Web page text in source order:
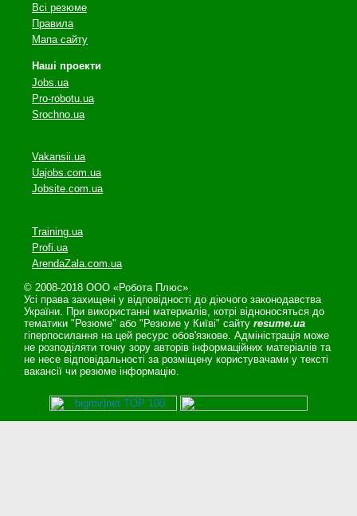
Всі резюме
Правила
Мапа сайту
Наші проекти
Jobs.ua
Pro-robotu.ua
Srochno.ua
Vakansii.ua
Uajobs.com.ua
Jobsite.com.ua
Training.ua
Profi.ua
ArendaZala.com.ua
© 2008-2018 ООО «Робота Плюс»
Усі права захищені у відповідності до діючого законодавства
України. При використанні материалів, котрі відноносяться до
тематики "Резюме" або "Резюме у Київі" сайту resume.ua
гіперпосилання на цей ресурс обов'язкове. Адміністрація може
не розподіляти точку зору авторів інформаційних матеріалів та
не несе відповідальності за розміщену користувачами у тексті
вакансії чи резюме інформацію.